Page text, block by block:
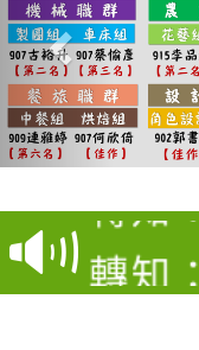
【甄
學年
【甄
結果
賽及
轉知